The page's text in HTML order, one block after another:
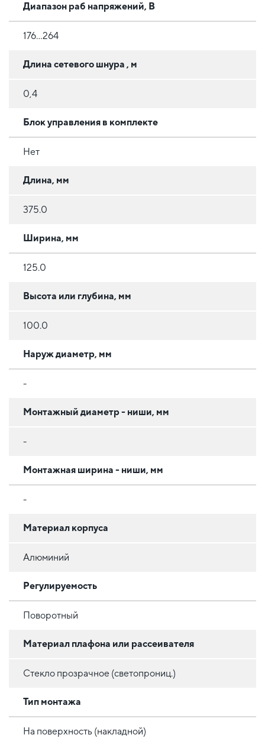
Диапазон раб напряжений, В
176...264
Длина сетевого шнура , м
0,4
Блок управления в комплекте
Нет
Длина, мм
375.0
Ширина, мм
125.0
Высота или глубина, мм
100.0
Наруж диаметр, мм
-
Монтажный диаметр - ниши, мм
-
Монтажная ширина - ниши, мм
-
Материал корпуса
Алюминий
Регулируемость
Поворотный
Материал плафона или рассеивателя
Стекло прозрачное (светопрониц.)
Тип монтажа
На поверхность (накладной)